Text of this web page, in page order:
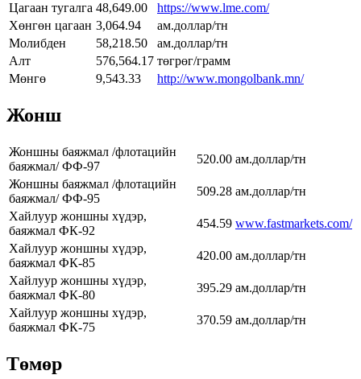
Цагаан тугалга 48,649.00
https://www.lme.com/
Хөнгөн цагаан 3,064.94
ам.доллар/тн
Молибден
58,218.50
ам.доллар/тн
Алт
576,564.17 төгрөг/грамм
Мөнгө
9,543.33 http://www.mongolbank.mn/
Жонш
Жоншны баяжмал /флотацийн
баяжмал/ ФФ-97
520.00 ам.доллар/тн
Жоншны баяжмал /флотацийн
баяжмал/ ФФ-95
509.28 ам.доллар/тн
Хайлуур жоншны хүдэр,
баяжмал ФК-92
454.59 www.fastmarkets.com/
Хайлуур жоншны хүдэр,
баяжмал ФК-85
420.00 ам.доллар/тн
Хайлуур жоншны хүдэр,
баяжмал ФК-80
395.29 ам.доллар/тн
Хайлуур жоншны хүдэр,
баяжмал ФК-75
370.59 ам.доллар/тн
Төмөр